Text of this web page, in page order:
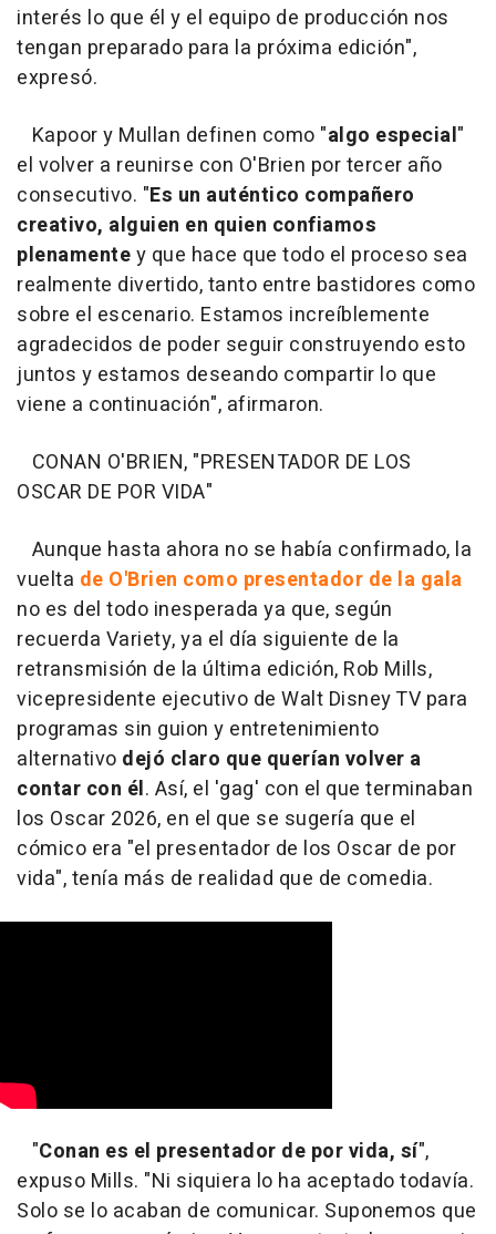
interés lo que él y el equipo de producción nos
tengan preparado para la próxima edición",
expresó.
Kapoor y Mullan definen como "algo especial"
el volver a reunirse con O'Brien por tercer año
consecutivo. "Es un auténtico compañero
creativo, alguien en quien confiamos
plenamentey que hace que todo el proceso sea
realmente divertido, tanto entre bastidores como
sobre el escenario. Estamos increíblemente
agradecidos de poder seguir construyendo esto
juntos y estamos deseando compartir lo que
viene a continuación", afirmaron.
CONAN O'BRIEN, "PRESENTADOR DE LOS
OSCAR DE POR VIDA"
Aunque hasta ahora no se había confirmado, la
vuelta de O'Brien como presentador de la gala
no es del todo inesperada ya que, según
recuerda Variety, ya el día siguiente de la
retransmisión de la última edición, Rob Mills,
vicepresidente ejecutivo de Walt Disney TV para
programas sin guion y entretenimiento
alternativo dejó claro que querían volver a
contar con él. Así, el 'gag' con el que terminaban
los Oscar 2026, en el que se sugería que el
cómico era "el presentador de los Oscar de por
vida", tenía más de realidad que de comedia.
"Conan es el presentador de por vida, sí",
expuso Mills. "Ni siquiera lo ha aceptado todavía.
Solo se lo acaban de comunicar. Suponemos que